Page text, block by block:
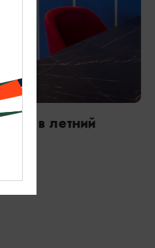
в летний